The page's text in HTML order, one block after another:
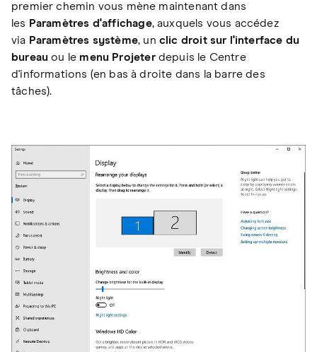
premier chemin vous mène maintenant dans
les Paramètres d'affichage, auxquels vous accédez
via Paramètres système, un clic droit sur l'interface du
bureau ou le menu Projeterdepuis le Centre
d'informations (en bas à droite dans la barre des
tâches).